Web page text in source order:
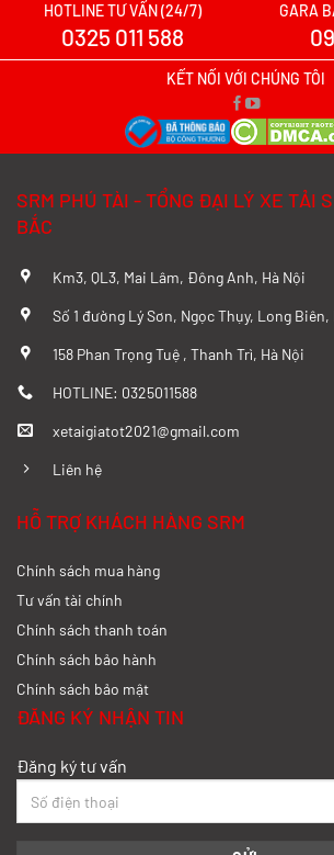
HOTLINE TƯ VẤN (24/7)
0325 011 588
GARA
KẾT NỐI VỚI CHÚNG TÔI
SRM PHÚ TÀI - TỔNG ĐẠI LÝ XE TẢI
BẮC
Km3, QL3, Mai Lâm, Đông Anh, Hà Nội
Số 1 đường Lý Sơn, Ngọc Thụy, Long Biên,
158 Phan Trọng Tuệ , Thanh Trì, Hà Nội
HOTLINE: 0325011588
xetaigiatot2021@gmail.com
Liên hệ
HỖ TRỢ KHÁCH HÀNG SRM
Chính sách mua hàng
Tư vấn tài chính
Chính sách thanh toán
Chính sách bảo hành
Chính sách bảo mật
ĐĂNG KÝ NHẬN TIN
Đăng ký tư vấn